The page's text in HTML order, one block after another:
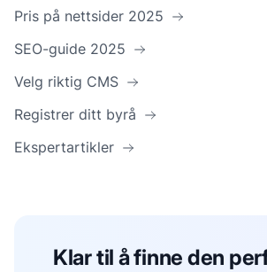
Pris på nettsider 2025
SEO-guide 2025
Velg riktig CMS
Registrer ditt byrå
Ekspertartikler
Klar til å finne den